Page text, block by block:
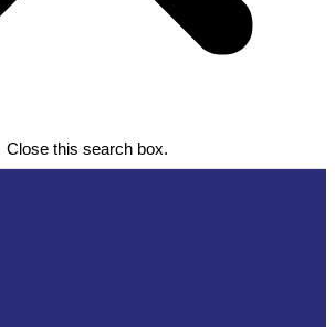
Close this search box.